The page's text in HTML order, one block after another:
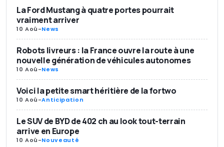
La Ford Mustang à quatre portes pourrait
vraiment arriver
10 Aoû-News
Robots livreurs : la France ouvre la route à une
nouvelle génération de véhicules autonomes
10 Aoû-News
Voici la petite smart héritière de la fortwo
10 Aoû-Anticipation
Le SUV de BYD de 402 ch au look tout-terrain
arrive en Europe
10 Aoû-Nouveauté